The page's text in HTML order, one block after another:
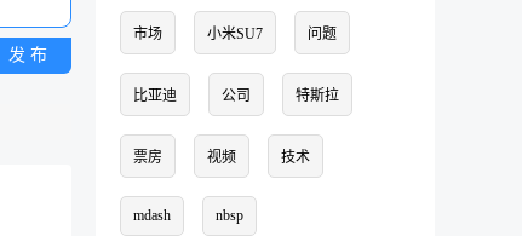
发 布
市场 小米SU7 问题
比亚迪 公司 特斯拉
票房 视频 技术
mdash nbsp